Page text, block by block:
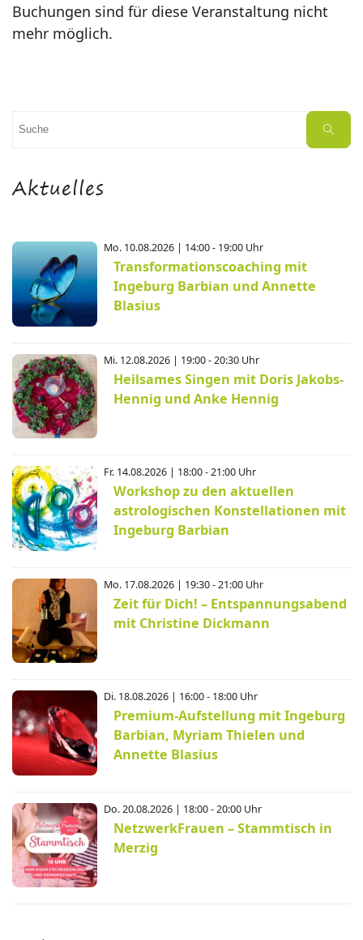
Buchungen sind für diese Veranstaltung nicht
mehr möglich.
Suchen
Suche
Aktuelles
Mo. 10.08.2026 | 14:00 - 19:00 Uhr
Transformationscoaching mit
Ingeburg Barbian und Annette
Blasius
Mi. 12.08.2026 | 19:00 - 20:30 Uhr
Heilsames Singen mit Doris Jakobs-
Hennig und Anke Hennig
Fr. 14.08.2026 | 18:00 - 21:00 Uhr
Workshop zu den aktuellen
astrologischen Konstellationen mit
Ingeburg Barbian
Mo. 17.08.2026 | 19:30 - 21:00 Uhr
Zeit für Dich! – Entspannungsabend
mit Christine Dickmann
Di. 18.08.2026 | 16:00 - 18:00 Uhr
Premium-Aufstellung mit Ingeburg
Barbian, Myriam Thielen und
Annette Blasius
Do. 20.08.2026 | 18:00 - 20:00 Uhr
NetzwerkFrauen – Stammtisch in
Merzig